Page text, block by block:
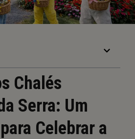
Chalés
Serra: Um
Celebrar a